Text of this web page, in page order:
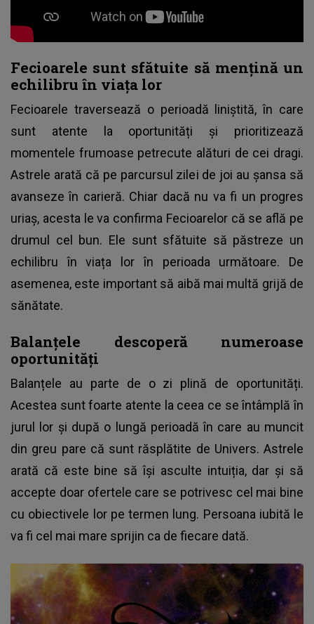
Fecioarele sunt sfătuite să mențină un
echilibru în viața lor
Fecioarele traversează o perioadă liniștită, în care
sunt atente la oportunități și prioritizează
momentele frumoase petrecute alături de cei dragi.
Astrele arată că pe parcursul zilei de joi au șansa să
avanseze în carieră. Chiar dacă nu va fi un progres
uriaș, acesta le va confirma Fecioarelor că se află pe
drumul cel bun. Ele sunt sfătuite să păstreze un
echilibru în viața lor în perioada următoare. De
asemenea, este important să aibă mai multă grijă de
sănătate.
Balanțele descoperă numeroase
oportunități
Balanțele au parte de o zi plină de oportunități.
Acestea sunt foarte atente la ceea ce se întâmplă în
jurul lor și după o lungă perioadă în care au muncit
din greu pare că sunt răsplătite de Univers. Astrele
arată că este bine să își asculte intuiția, dar și să
accepte doar ofertele care se potrivesc cel mai bine
cu obiectivele lor pe termen lung. Persoana iubită le
va fi cel mai mare sprijin ca de fiecare dată.